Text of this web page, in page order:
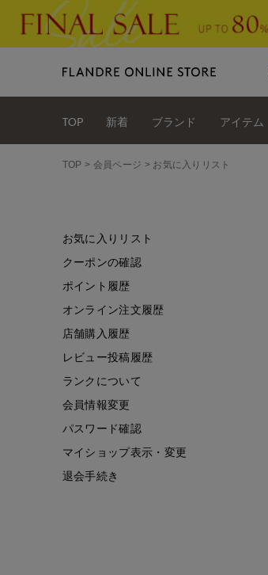
TOP 新着 ブランド アイテム
TOP 会員ページ お気に入りリスト
お気に入りリスト
クーポンの確認
ポイント履歴
オンライン注文履歴
店舗購入履歴
レビュー投稿履歴
ランクについて
会員情報変更
パスワード確認
マイショップ表示・変更
退会手続き